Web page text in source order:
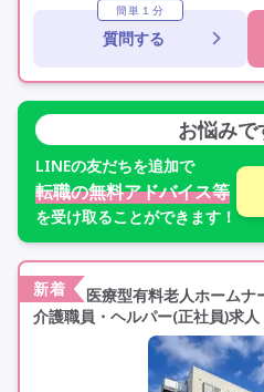
残業ほぼなし
常勤 社会保
託児所・保育支援あり
年間休
簡単１分
質問する
お悩みで
LINEの友だちを追加で
転職の無料アドバイス等
を受け取ることができます！
新着
医療型有料老人ホーム
介護職員・ヘルパー(正社員)求人